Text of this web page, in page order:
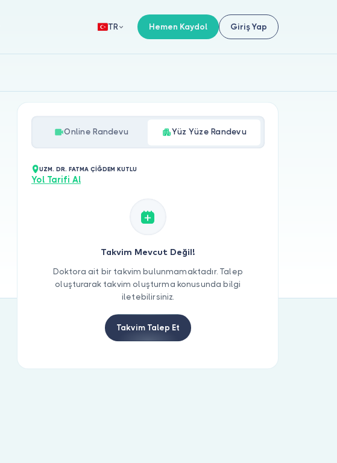
TR Hemen Kaydol Giriş Yap
Online Randevu Yüz Yüze Randevu
UZM. DR. FATMA ÇİĞDEM KUTLU
Yol Tarifi Al
Takvim Mevcut Değil!
Doktora ait bir takvim bulunmamaktadır. Talep
oluşturarak takvim oluşturma konusunda bilgi
iletebilirsiniz.
Takvim Talep Et